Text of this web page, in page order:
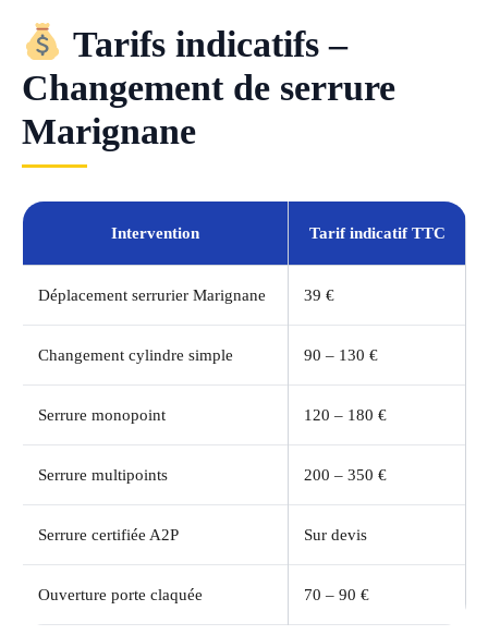
Tarifs indicatifs –
Changement de serrure
Marignane
Intervention Tarif indicatif TTC
Déplacement serrurier Marignane 39 €
Changement cylindre simple 90 – 130 €
Serrure monopoint 120 – 180 €
Serrure multipoints 200 – 350 €
Serrure certifiée A2P Sur devis
Ouverture porte claquée 70 – 90 €